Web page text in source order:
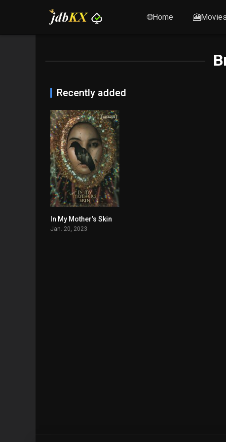
🌐Home 🎦Movies
Recently added
5.4
In My Mother’s Skin
Jan. 20, 2023